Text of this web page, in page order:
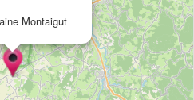
Montaigut